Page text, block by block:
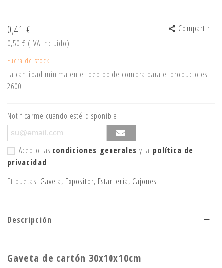
0,41 €
0,50 € (IVA incluido)
Compartir
Fuera de stock
La cantidad mínima en el pedido de compra para el producto es
2600.
Notificarme cuando esté disponible
Acepto las condiciones generalesy la política de
privacidad
Etiquetas: Gaveta, Expositor, Estantería, Cajones
Descripción
Gaveta de cartón 30x10x10cm